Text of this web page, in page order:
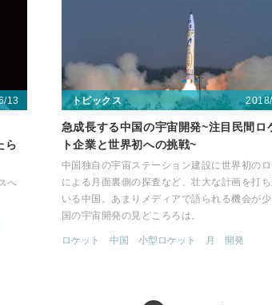
13
ら
へ
トピックス
急成長する中国の宇宙開発~注目民間ロ
ト企業と世界初への挑戦~
中国独自の宇宙ステーション建設に世界初の
による月面裏側の探査など、壮大な計画を打
いる中国。あまりメディアで語られる機会が
国の宇宙開発の見どころろは。
ロケット 中国 小型ロケット 月 開発